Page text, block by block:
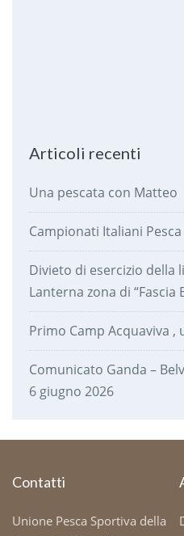
Articoli recenti
Una pescata con Matteo
Campionati Italiani
Divieto di esercizio della
Lanterna zona di “Fascia
Primo Camp Acquaviva ,
Comunicato Ganda –
6 giugno 2026
Contatti
Unione Pesca Sportiva della